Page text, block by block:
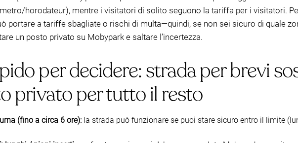
horodateur), mentre i visitatori di solito seguono la tariffa per i visitatori.
portare a tariffe sbagliate o rischi di multa—quindi, se non sei sicuro di quale
un posto privato su Mobypark e saltare l’incertezza.
per decidere: strada per brevi
privato per tutto il resto
(fino a circa 6 ore): la strada può funzionare se puoi stare sicuro entro il limite